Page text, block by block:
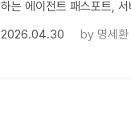
하는 에이전트 패스포트,
2026.04.30
by 명세